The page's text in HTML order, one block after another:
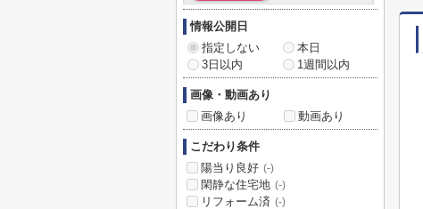
情報公開日
指定しない
本日
3日以内
1週間以内
画像・動画あり
画像あり
動画あり
こだわり条件
陽当り良好 (-)
閑静な住宅地 (-)
リフォーム済 (-)